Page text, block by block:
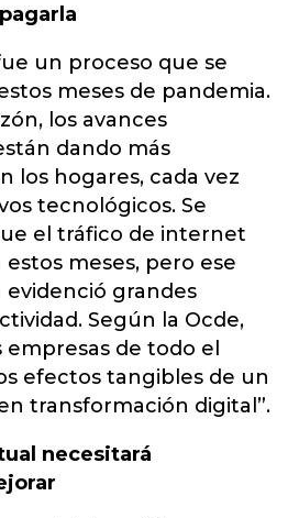
un proceso que se
meses de pandemia.
los avances
dando más
los hogares, cada vez
tecnológicos. Se
el tráfico de internet
meses, pero ese
grandes
Según la Ocde,
empresas de todo el
efectos tangibles de un
transformación digital”.
necesitará